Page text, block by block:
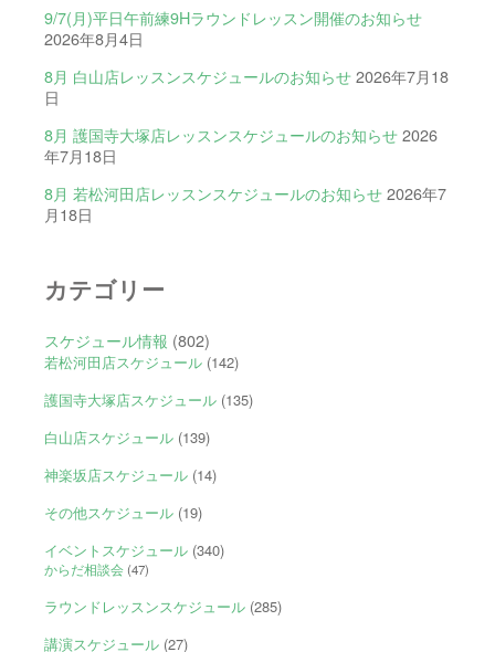
9/7(月)平日午前練9Hラウンドレッスン開催のお知らせ
2026年8月4日
8月 白山店レッスンスケジュールのお知らせ 2026年7月18
日
8月 護国寺大塚店レッスンスケジュールのお知らせ 2026
年7月18日
8月 若松河田店レッスンスケジュールのお知らせ 2026年7
月18日
カテゴリー
スケジュール情報 (802)
若松河田店スケジュール(142)
護国寺大塚店スケジュール(135)
白山店スケジュール(139)
神楽坂店スケジュール(14)
その他スケジュール(19)
イベントスケジュール(340)
からだ相談会(47)
ラウンドレッスンスケジュール(285)
講演スケジュール(27)